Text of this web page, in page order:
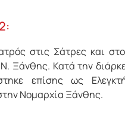
στις Σάτρες και στο
Ξάνθης. Κατά την
επίσης ως
Νομαρχία Ξάνθης.